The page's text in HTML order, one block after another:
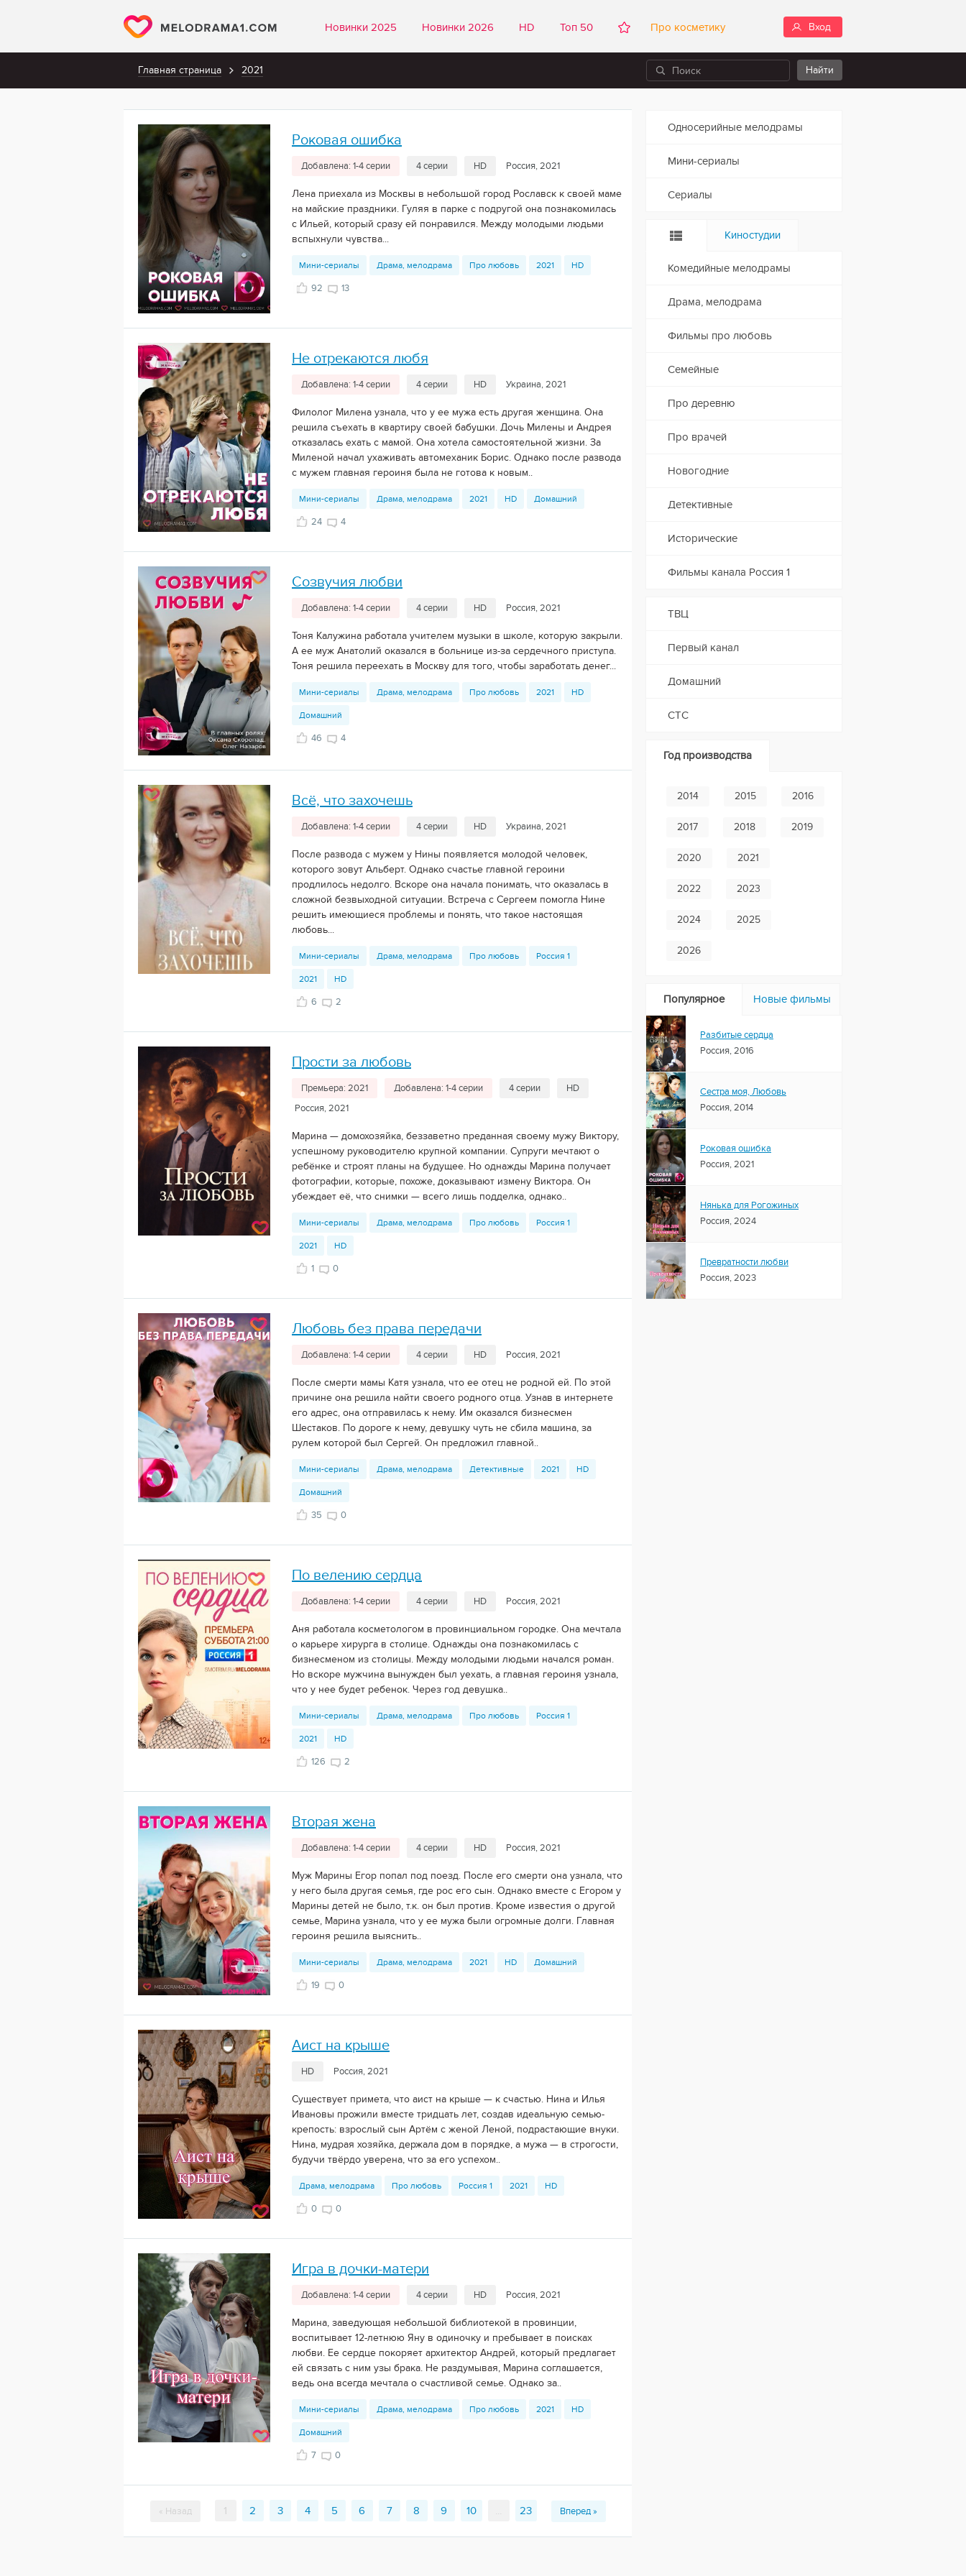
Новинки 2025 Новинки 2026 HD Топ 50 Про косметику Вход
Главная страница 2021
Роковая ошибка
Добавлена: 1-4 серии 4 серии HD Россия, 2021
Лена приехала из Москвы в небольшой город Рославск к своей маме
на майские праздники. Гуляя в парке с подругой она познакомилась
с Ильей, который сразу ей понравился. Между молодыми людьми
вспыхнули чувства...
Мини-сериалы Драма, мелодрама Про любовь 2021 HD
92 13
Не отрекаются любя
Добавлена: 1-4 серии 4 серии HD Украина, 2021
Филолог Милена узнала, что у ее мужа есть другая женщина. Она
решила съехать в квартиру своей бабушки. Дочь Милены и Андрея
отказалась ехать с мамой. Она хотела самостоятельной жизни. За
Миленой начал ухаживать автомеханик Борис. Однако после развода
с мужем главная героиня была не готова к новым..
Мини-сериалы Драма, мелодрама 2021 HD Домашний
24 4
Созвучия любви
Добавлена: 1-4 серии 4 серии HD Россия, 2021
Тоня Калужина работала учителем музыки в школе, которую закрыли.
А ее муж Анатолий оказался в больнице из-за сердечного приступа.
Тоня решила переехать в Москву для того, чтобы заработать денег...
Мини-сериалы Драма, мелодрама Про любовь 2021 HD
Домашний
46 4
Всё, что захочешь
Добавлена: 1-4 серии 4 серии HD Украина, 2021
После развода с мужем у Нины появляется молодой человек,
которого зовут Альберт. Однако счастье главной героини
продлилось недолго. Вскоре она начала понимать, что оказалась в
сложной безвыходной ситуации. Встреча с Сергеем помогла Нине
решить имеющиеся проблемы и понять, что такое настоящая
любовь...
Мини-сериалы Драма, мелодрама Про любовь Россия 1
2021 HD
6 2
Прости за любовь
Премьера: 2021 Добавлена: 1-4 серии 4 серии
HD
Россия, 2021
Марина — домохозяйка, беззаветно преданная своему мужу Виктору,
успешному руководителю крупной компании. Супруги мечтают о
ребёнке и строят планы на будущее. Но однажды Марина получает
фотографии, которые, похоже, доказывают измену Виктора. Он
убеждает её, что снимки — всего лишь подделка, однако..
Мини-сериалы Драма, мелодрама Про любовь Россия 1
2021 HD
1 0
Любовь без права передачи
Добавлена: 1-4 серии 4 серии HD Россия, 2021
После смерти мамы Катя узнала, что ее отец не родной ей. По этой
причине она решила найти своего родного отца. Узнав в интернете
его адрес, она отправилась к нему. Им оказался бизнесмен
Шестаков. По дороге к нему, девушку чуть не сбила машина, за
рулем которой был Сергей. Он предложил главной..
Мини-сериалы Драма, мелодрама Детективные 2021 HD
Домашний
35 0
По велению сердца
Добавлена: 1-4 серии 4 серии HD Россия, 2021
Аня работала косметологом в провинциальном городке. Она мечтала
о карьере хирурга в столице. Однажды она познакомилась с
бизнесменом из столицы. Между молодыми людьми начался роман.
Но вскоре мужчина вынужден был уехать, а главная героиня узнала,
что у нее будет ребенок. Через год девушка..
Мини-сериалы Драма, мелодрама Про любовь Россия 1
2021 HD
126 2
Вторая жена
Добавлена: 1-4 серии 4 серии HD Россия, 2021
Муж Марины Егор попал под поезд. После его смерти она узнала, что
у него была другая семья, где рос его сын. Однако вместе с Егором у
Марины детей не было, т.к. он был против. Кроме известия о другой
семье, Марина узнала, что у ее мужа были огромные долги. Главная
героиня решила выяснить..
Мини-сериалы Драма, мелодрама 2021 HD Домашний
19 0
Аист на крыше
HD Россия, 2021
Существует примета, что аист на крыше — к счастью. Нина и Илья
Ивановы прожили вместе тридцать лет, создав идеальную семью-
крепость: взрослый сын Артём с женой Леной, подрастающие внуки.
Нина, мудрая хозяйка, держала дом в порядке, а мужа — в строгости,
будучи твёрдо уверена, что за его успехом..
Драма, мелодрама Про любовь Россия 1 2021 HD
0 0
Игра в дочки-матери
Добавлена: 1-4 серии 4 серии HD Россия, 2021
Марина, заведующая небольшой библиотекой в провинции,
воспитывает 12-летнюю Яну в одиночку и пребывает в поисках
любви. Ее сердце покоряет архитектор Андрей, который предлагает
ей связать с ним узы брака. Не раздумывая, Марина соглашается,
ведь она всегда мечтала о счастливой семье. Однако за..
Мини-сериалы Драма, мелодрама Про любовь 2021 HD
Домашний
7 0
« Назад 1 2 3 4 5 6 7 8 9 10 ... 23 Вперед »
Односерийные мелодрамы
Мини-сериалы
Сериалы
Киностудии
Комедийные мелодрамы
Драма, мелодрама
Фильмы про любовь
Семейные
Про деревню
Про врачей
Новогодние
Детективные
Исторические
Фильмы канала Россия 1
ТВЦ
Первый канал
Домашний
СТС
Год производства
2014 2015 2016
2017 2018 2019
2020 2021
2022 2023
2024 2025
2026
Популярное Новые фильмы
Разбитые сердца
Россия, 2016
Сестра моя, Любовь
Россия, 2014
Роковая ошибка
Россия, 2021
Нянька для Рогожиных
Россия, 2024
Превратности любви
Россия, 2023